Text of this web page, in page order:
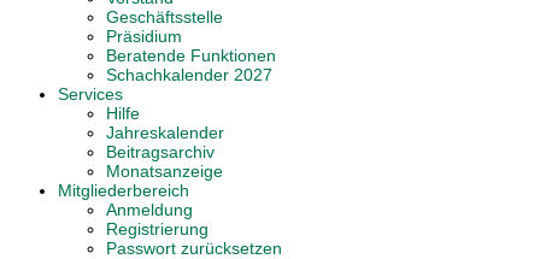
Geschäftsstelle
Präsidium
Beratende Funktionen
Schachkalender 2027
Services
Hilfe
Jahreskalender
Beitragsarchiv
Monatsanzeige
Mitgliederbereich
Anmeldung
Registrierung
Passwort zurücksetzen